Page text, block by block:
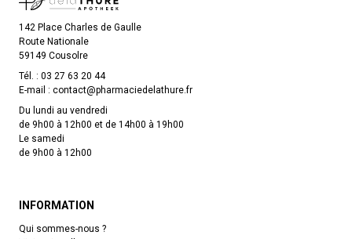
142 Place Charles de Gaulle
Route Nationale
59149 Cousolre
Tél. : 03 27 63 20 44
E-mail : contact@pharmaciedelathure.fr
Du lundi au vendredi
de 9h00 à 12h00 et de 14h00 à 19h00
Le samedi
de 9h00 à 12h00
INFORMATION
Qui sommes-nous ?